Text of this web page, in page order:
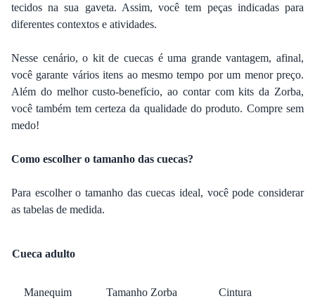
tecidos na sua gaveta. Assim, você tem peças indicadas para
diferentes contextos e atividades.
Nesse cenário, o kit de cuecas é uma grande vantagem, afinal,
você garante vários itens ao mesmo tempo por um menor preço.
Além do melhor custo-benefício, ao contar com kits da Zorba,
você também tem certeza da qualidade do produto. Compre sem
medo!
Como escolher o tamanho das cuecas?
Para escolher o tamanho das cuecas ideal, você pode considerar
as tabelas de medida.
Cueca adulto
Manequim Tamanho Zorba Cintura